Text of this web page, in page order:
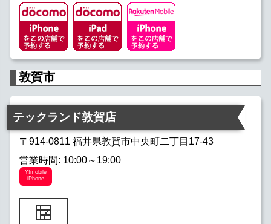
敦賀市
テックランド敦賀店
〒914-0811 福井県敦賀市中央町二丁目17-43
営業時間: 10:00～19:00
Y!mobile
iPhone